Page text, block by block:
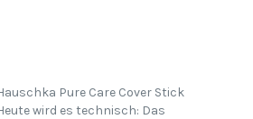
Pure Care Cover Stick
wird es technisch: Das